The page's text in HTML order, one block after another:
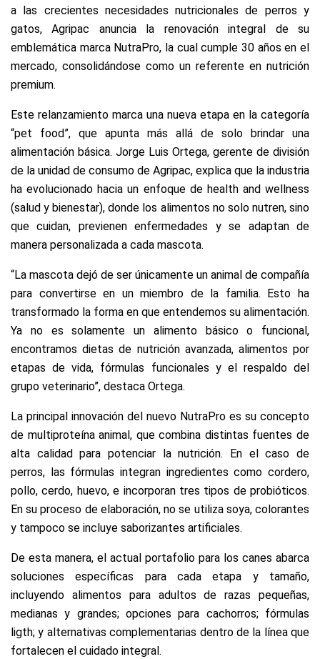
a las crecientes necesidades nutricionales de perros y
gatos, Agripac anuncia la renovación integral de su
emblemática marca NutraPro, la cual cumple 30 años en el
mercado, consolidándose como un referente en nutrición
premium.
Este relanzamiento marca una nueva etapa en la categoría
“pet food”, que apunta más allá de solo brindar una
alimentación básica. Jorge Luis Ortega, gerente de división
de la unidad de consumo de Agripac, explica que la industria
ha evolucionado hacia un enfoque de health and wellness
(salud y bienestar), donde los alimentos no solo nutren, sino
que cuidan, previenen enfermedades y se adaptan de
manera personalizada a cada mascota.
“La mascota dejó de ser únicamente un animal de compañía
para convertirse en un miembro de la familia. Esto ha
transformado la forma en que entendemos su alimentación.
Ya no es solamente un alimento básico o funcional,
encontramos dietas de nutrición avanzada, alimentos por
etapas de vida, fórmulas funcionales y el respaldo del
grupo veterinario”, destaca Ortega.
La principal innovación del nuevo NutraPro es su concepto
de multiproteína animal, que combina distintas fuentes de
alta calidad para potenciar la nutrición. En el caso de
perros, las fórmulas integran ingredientes como cordero,
pollo, cerdo, huevo, e incorporan tres tipos de probióticos.
En su proceso de elaboración, no se utiliza soya, colorantes
y tampoco se incluye saborizantes artificiales.
De esta manera, el actual portafolio para los canes abarca
soluciones específicas para cada etapa y tamaño,
incluyendo alimentos para adultos de razas pequeñas,
medianas y grandes; opciones para cachorros; fórmulas
ligth; y alternativas complementarias dentro de la línea que
fortalecen el cuidado integral.